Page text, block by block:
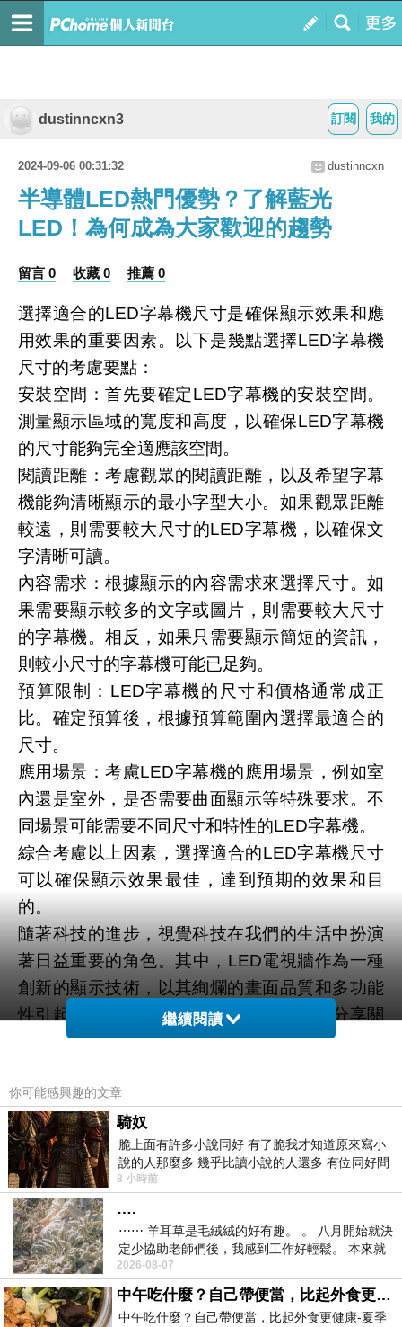
我的
訂閱
dustinncxn3
2024-09-06 00:31:32 dustinncxn
半導體LED熱門優勢？了解藍光
LED！為何成為大家歡迎的趨勢
留言 0 收藏 0 推薦 0
選擇適合的LED字幕機尺寸是確保顯示效果和應
用效果的重要因素。以下是幾點選擇LED字幕機
尺寸的考慮要點：
安裝空間：首先要確定LED字幕機的安裝空間。
測量顯示區域的寬度和高度，以確保LED字幕機
的尺寸能夠完全適應該空間。
閱讀距離：考慮觀眾的閱讀距離，以及希望字幕
機能夠清晰顯示的最小字型大小。如果觀眾距離
較遠，則需要較大尺寸的LED字幕機，以確保文
字清晰可讀。
內容需求：根據顯示的內容需求來選擇尺寸。如
果需要顯示較多的文字或圖片，則需要較大尺寸
的字幕機。相反，如果只需要顯示簡短的資訊，
則較小尺寸的字幕機可能已足夠。
預算限制：LED字幕機的尺寸和價格通常成正
比。確定預算後，根據預算範圍內選擇最適合的
尺寸。
應用場景：考慮LED字幕機的應用場景，例如室
內還是室外，是否需要曲面顯示等特殊要求。不
同場景可能需要不同尺寸和特性的LED字幕機。
綜合考慮以上因素，選擇適合的LED字幕機尺寸
可以確保顯示效果最佳，達到預期的效果和目
的。
隨著科技的進步，視覺科技在我們的生活中扮演
著日益重要的角色。其中，LED電視牆作為一種
創新的顯示技術，以其絢爛的畫面品質和多功能
性引起了廣泛關注。作為專家，我將與您分享關
於LED電視牆的知識，並透過實際的例子來展示
LED電視牆的主要特點是由數個LED模組組成的
大型顯示屏，每個模組都能夠獨立發光，形成一
個無縫連接的顯示面。這種結構使得LED電視牆
能夠呈現出極高的亮度和對比度，同時具有廣視
角和色彩豐富度。這意味著觀眾可以從不同角度
欣賞到清晰、鮮豔的圖像，使得LED電視牆在許
多應用場景中獲得廣泛的應用。
舉個例子，商業廣告是LED電視牆的一個重要應
用領域。在商場、百貨公司或產品展示中心，我
繼續閱讀
你可能感興趣的文章
騎奴
脆上面有許多小說同好 有了脆我才知道原來寫小
說的人那麼多 幾乎比讀小說的人還多 有位同好問
了一個問題 她說為什麼高中文學獎的
8 小時前
….
⋯⋯ 羊耳草是毛絨絨的好有趣。 。 八月開始就決
定少協助老師們後，我感到工作好輕鬆。 本來就
不是我的工作啊。 真
2026-08-07
中午吃什麼？自己帶便當，比起外食更健康-夏季日常。(舞動馬尾廚房)
中午吃什麼？自己帶便當，比起外食更健康-夏季